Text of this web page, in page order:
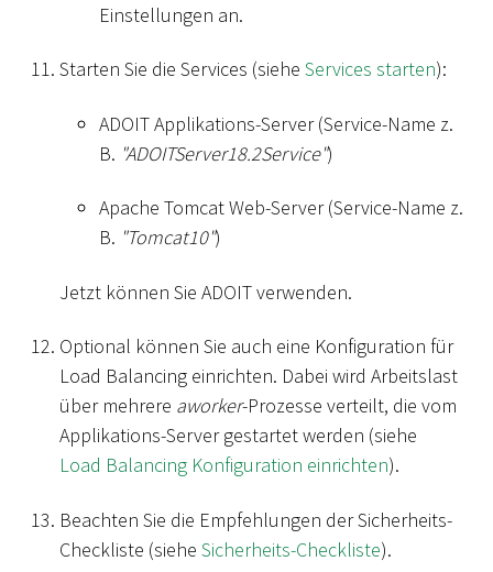
Einstellungen an.
Starten Sie die Services (siehe Services starten):
ADOIT Applikations-Server (Service-Name z.
B. "ADOITServer18.2Service")
Apache Tomcat Web-Server (Service-Name z.
B. "Tomcat10")
Jetzt können Sie ADOIT verwenden.
Optional können Sie auch eine Konfiguration für
Load Balancing einrichten. Dabei wird Arbeitslast
über mehrere aworker-Prozesse verteilt, die vom
Applikations-Server gestartet werden (siehe
Load Balancing Konfiguration einrichten).
Beachten Sie die Empfehlungen der Sicherheits-
Checkliste (siehe Sicherheits-Checkliste).